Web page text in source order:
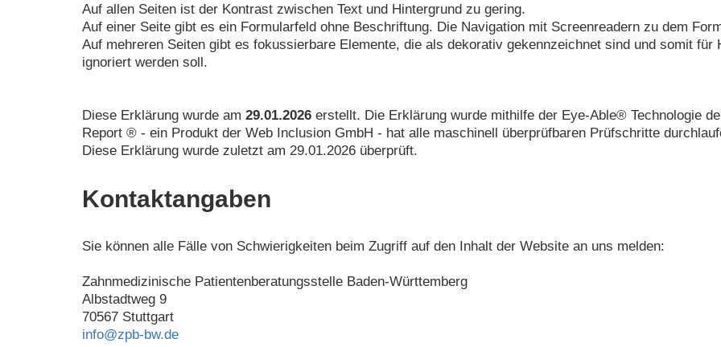
Auf allen Seiten ist der Kontrast zwischen Text und Hintergrund zu gering.
Auf einer Seite gibt es ein Formularfeld ohne Beschriftung. Die Navigation mit Screenreadern zu dem
Auf mehreren Seiten gibt es fokussierbare Elemente, die als dekorativ gekennzeichnet sind und somit
ignoriert werden soll.
Diese Erklärung wurde am 29.01.2026 erstellt. Die Erklärung wurde mithilfe der Eye-Able® Technologie
Report ® - ein Produkt der Web Inclusion GmbH - hat alle maschinell überprüfbaren Prüfschritte
Diese Erklärung wurde zuletzt am 29.01.2026 überprüft.
Kontaktangaben
Sie können alle Fälle von Schwierigkeiten beim Zugriff auf den Inhalt der Website an uns melden:
Zahnmedizinische Patientenberatungsstelle Baden-Württemberg
Albstadtweg 9
70567 Stuttgart
info@zpb-bw.de